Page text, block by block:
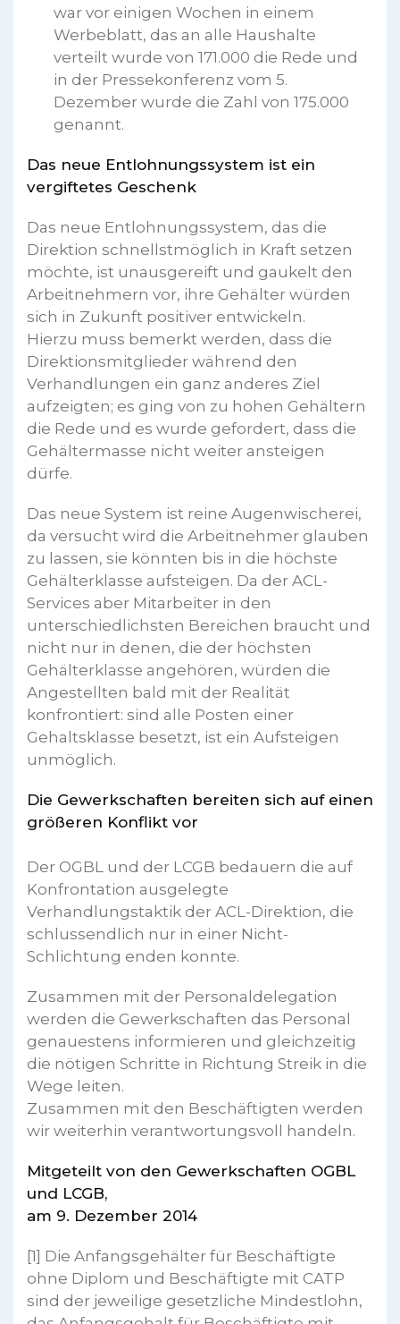
war vor einigen Wochen in einem
Werbeblatt, das an alle Haushalte
verteilt wurde von 171.000 die Rede und
in der Pressekonferenz vom 5.
Dezember wurde die Zahl von 175.000
genannt.
Das neue Entlohnungssystem ist ein
vergiftetes Geschenk
Das neue Entlohnungssystem, das die
Direktion schnellstmöglich in Kraft setzen
möchte, ist unausgereift und gaukelt den
Arbeitnehmern vor, ihre Gehälter würden
sich in Zukunft positiver entwickeln.
Hierzu muss bemerkt werden, dass die
Direktionsmitglieder während den
Verhandlungen ein ganz anderes Ziel
aufzeigten; es ging von zu hohen Gehältern
die Rede und es wurde gefordert, dass die
Gehältermasse nicht weiter ansteigen
dürfe.
Das neue System ist reine Augenwischerei,
da versucht wird die Arbeitnehmer glauben
zu lassen, sie könnten bis in die höchste
Gehälterklasse aufsteigen. Da der ACL-
Services aber Mitarbeiter in den
unterschiedlichsten Bereichen braucht und
nicht nur in denen, die der höchsten
Gehälterklasse angehören, würden die
Angestellten bald mit der Realität
konfrontiert: sind alle Posten einer
Gehaltsklasse besetzt, ist ein Aufsteigen
unmöglich.
Die Gewerkschaften bereiten sich auf einen
größeren Konflikt vor
Der OGBL und der LCGB bedauern die auf
Konfrontation ausgelegte
Verhandlungstaktik der ACL-Direktion, die
schlussendlich nur in einer Nicht-
Schlichtung enden konnte.
Zusammen mit der Personaldelegation
werden die Gewerkschaften das Personal
genauestens informieren und gleichzeitig
die nötigen Schritte in Richtung Streik in die
Wege leiten.
Zusammen mit den Beschäftigten werden
wir weiterhin verantwortungsvoll handeln.
Mitgeteilt von den Gewerkschaften OGBL
und LCGB,
am 9. Dezember 2014
[1] Die Anfangsgehälter für Beschäftigte
ohne Diplom und Beschäftigte mit CATP
sind der jeweilige gesetzliche Mindestlohn,